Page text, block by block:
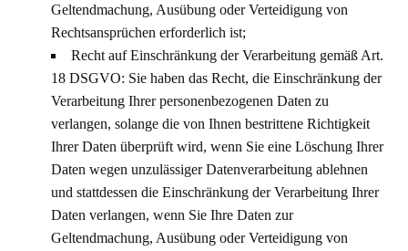
Geltendmachung, Ausübung oder Verteidigung von
Rechtsansprüchen erforderlich ist;
Recht auf Einschränkung der Verarbeitung gemäß Art.
18 DSGVO: Sie haben das Recht, die Einschränkung der
Verarbeitung Ihrer personenbezogenen Daten zu
verlangen, solange die von Ihnen bestrittene Richtigkeit
Ihrer Daten überprüft wird, wenn Sie eine Löschung Ihrer
Daten wegen unzulässiger Datenverarbeitung ablehnen
und stattdessen die Einschränkung der Verarbeitung Ihrer
Daten verlangen, wenn Sie Ihre Daten zur
Geltendmachung, Ausübung oder Verteidigung von